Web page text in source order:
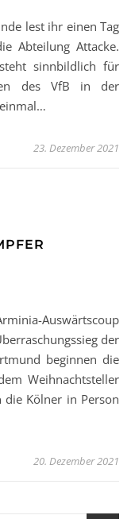
Abteilung Attacke.
sinnbildlich für
des VfB in der
23. Dezember 2021
der
beginnen die
Weihnachtsteller
die Kölner in Person
20. Dezember 2021